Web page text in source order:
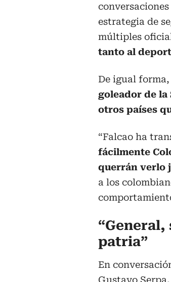
estrategia de
múltiples
tanto al
De igual
goleador de la
otros países
“Falcao ha
fácilmente
querrán verlo
a los
“General,
patria”
En
Gustavo